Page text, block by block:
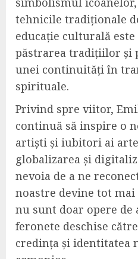
tehnicile tradiționale
educație culturală
păstrarea tradițiilor și
unei continuități în
spirituale.
Privind spre viitor,
continuă să inspire o
artiști și iubitori ai
globalizarea și
nevoia de a ne
noastre devine tot mai
nu sunt doar opere de
feronete deschise
credința și identitatea